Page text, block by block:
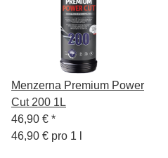
Menzerna Premium Power
Cut 200 1L
46,90 € *
46,90 € pro 1 l